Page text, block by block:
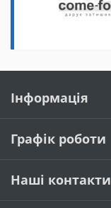
Інформація
Графік роботи
Наші контакти